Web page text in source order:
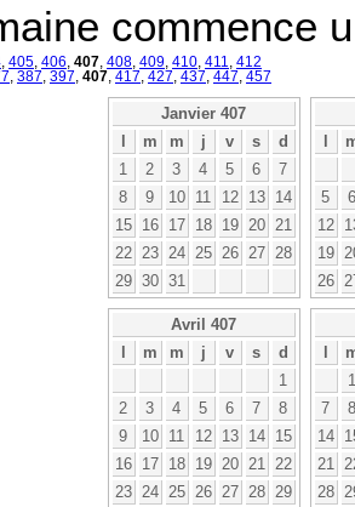
commence
405 406 407 408 409 410 411
412
387 397 407 417 427 437 447 457
Janvier 407
l
m m j v s
d
1
2 3 4 5 6
7
8
9 10 11 12 13
14
15
16 17 18 19 20
21
22
23 24 25 26 27
28
29 30 31
l
5
6
12
19
26
Avril 407
l
m m j v s
d
1
2
3 4 5 6 7
8
9
10 11 12 13 14
15
16
17 18 19 20 21
22
23
24 25 26 27 28
29
l
1
7
8
14
21
28